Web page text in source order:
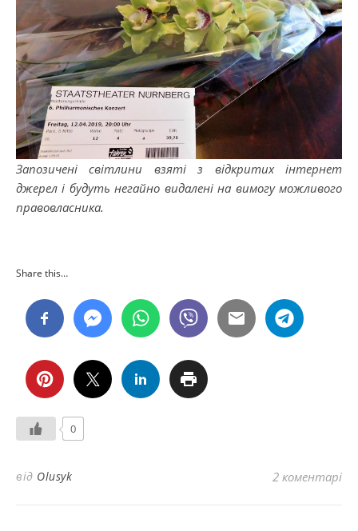
Запозичені світлини взяті з відкритих інтернет
джерел і будуть негайно видалені на вимогу можливого
правовласника.
Share this…
0
від Olusyk 2 коментарі